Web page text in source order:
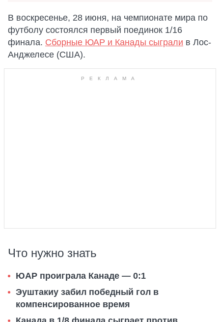
В воскресенье, 28 июня, на чемпионате мира по
футболу состоялся первый поединок 1/16
финала. Сборные ЮАР и Канады сыграли в Лос-
Анджелесе (США).
Что нужно знать
ЮАР проиграла Канаде — 0:1
Эуштакиу забил победный гол в
компенсированное время